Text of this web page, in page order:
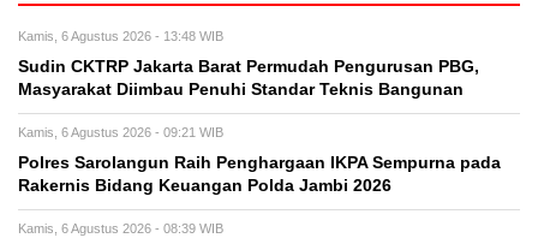
Kamis, 6 Agustus 2026 - 13:48 WIB
Sudin CKTRP Jakarta Barat Permudah Pengurusan PBG,
Masyarakat Diimbau Penuhi Standar Teknis Bangunan
Kamis, 6 Agustus 2026 - 09:21 WIB
Polres Sarolangun Raih Penghargaan IKPA Sempurna pada
Rakernis Bidang Keuangan Polda Jambi 2026
Kamis, 6 Agustus 2026 - 08:39 WIB